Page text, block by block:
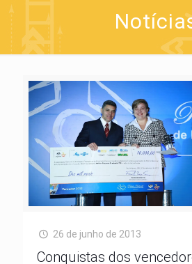
26 de junho de 2013
Conquistas dos